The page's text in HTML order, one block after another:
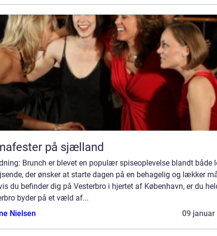
på sjælland
Brunch er blevet en populær spiseoplevelse blandt både
der ønsker at starte dagen på en behagelig og lækker
du befinder dig på Vesterbro i hjertet af København, er du
byder på et væld af...
Nielsen
09 januar